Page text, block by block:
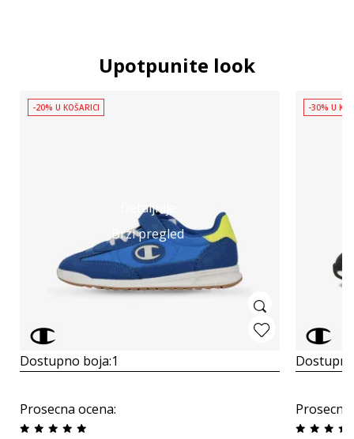
Upotpunite look
Detaljnije
Brzi pregled
-20% U KOŠARICI
Dostupno boja:1
Prosecna ocena:
-30% U